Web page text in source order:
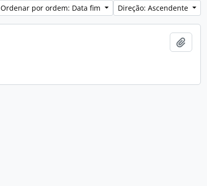
Ordenar por ordem: Data fim
Direção: Ascendente